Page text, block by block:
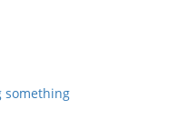
something